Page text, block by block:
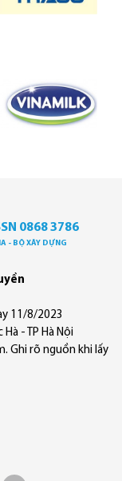
0868 3786
- BỘ XÂY DỰNG
11/8/2023
- TP Hà Nội
Ghi rõ nguồn khi lấy